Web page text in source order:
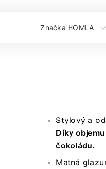
Značka HOMLA
Stylový a
Díky
čokoládu.
Matná